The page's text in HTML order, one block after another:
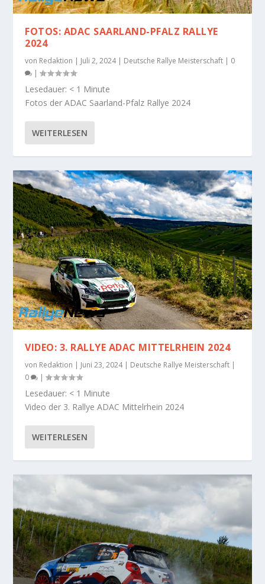
FOTOS: ADAC SAARLAND-PFALZ RALLYE
2024
von Redaktion | Juli 2, 2024| Deutsche Rallye Meisterschaft | 0
|
Lesedauer: < 1 Minute
Fotos der ADAC Saarland-Pfalz Rallye 2024
WEITERLESEN
VIDEO: 3. RALLYE ADAC MITTELRHEIN 2024
von Redaktion | Juni 23, 2024| Deutsche Rallye Meisterschaft |
0
|
Lesedauer: < 1 Minute
Video der 3. Rallye ADAC Mittelrhein 2024
WEITERLESEN